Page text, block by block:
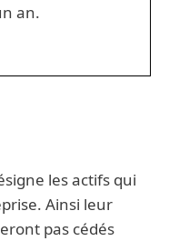
an.
les actifs qui
Ainsi leur
pas cédés